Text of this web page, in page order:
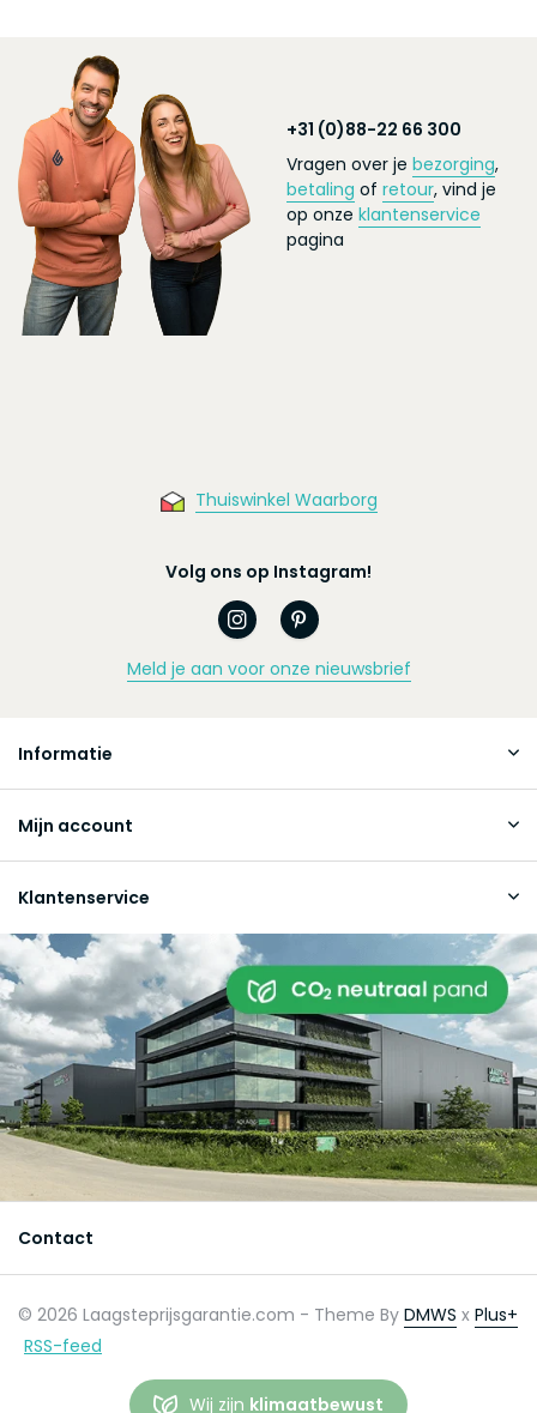
+31 (0)88-22 66 300
Vragen over je bezorging,
betaling of retour, vind je
op onze klantenservice
pagina
Thuiswinkel Waarborg
Volg ons op Instagram!
Meld je aan voor onze nieuwsbrief
Informatie
Mijn account
Klantenservice
Contact
© 2026 Laagsteprijsgarantie.com - Theme By DMWS x Plus+
RSS-feed
Wij zijn klimaatbewust